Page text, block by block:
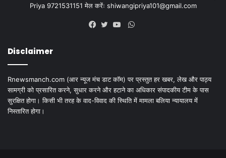
Priya 9721531151 मेल करेंः shiwangipriya101@gmail.com
WhatsApp
Disclaimer
Rnewsmanch.com (आर न्यूज मंच डाट काॅम) पर प्रस्तुत हर खबर, लेख और पाठ्य
सामग्री को प्रसारित करने, सुधार करने और हटाने का अधिकार संपादकीय टीम के पास
सुरक्षित होगा। किसी भी तरह के वाद-विवाद की स्थिति में मामला बलिया न्यायालय में
निस्तारित होगा।